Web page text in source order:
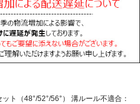
ト（48°/52°/56°） 溝ルール不適合：